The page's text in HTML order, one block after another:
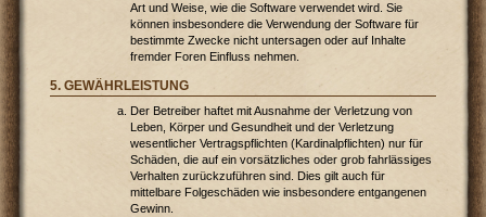
Art und Weise, wie die Software verwendet wird. Sie
können insbesondere die Verwendung der Software für
bestimmte Zwecke nicht untersagen oder auf Inhalte
fremder Foren Einfluss nehmen.
5. GEWÄHRLEISTUNG
Der Betreiber haftet mit Ausnahme der Verletzung von
Leben, Körper und Gesundheit und der Verletzung
wesentlicher Vertragspflichten (Kardinalpflichten) nur für
Schäden, die auf ein vorsätzliches oder grob fahrlässiges
Verhalten zurückzuführen sind. Dies gilt auch für
mittelbare Folgeschäden wie insbesondere entgangenen
Gewinn.